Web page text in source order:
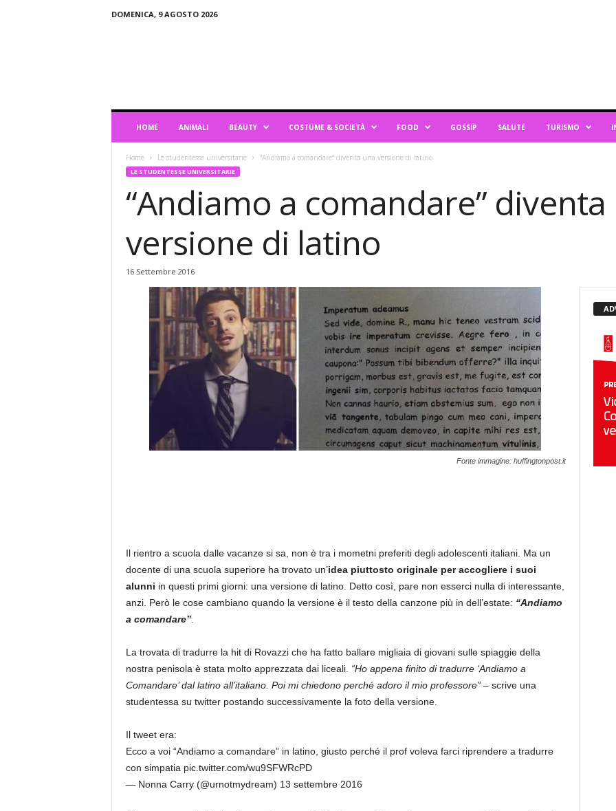
DOMENICA, 9 AGOSTO 2026
HOME ANIMALI BEAUTY COSTUME & SOCIETÀ FOOD GOSSIP SALUTE TURISMO
Home Le studentesse universitarie “Andiamo a comandare” diventa una versione di latino
LE STUDENTESSE UNIVERSITARIE
“Andiamo a comandare”
versione di latino
16 Settembre 2016
Fonte immagine: huffingtonpost.it
Il rientro a scuola dalle vacanze si sa, non è tra i mometni preferiti degli adolescenti italiani. Ma un
docente di una scuola superiore ha trovato un’idea piuttosto originale per accogliere i suoi
alunni in questi primi giorni: una versione di latino. Detto così, pare non esserci nulla di interessante,
anzi. Però le cose cambiano quando la versione è il testo della canzone più in dell’estate: “Andiamo
a comandare”.
La trovata di tradurre la hit di Rovazzi che ha fatto ballare migliaia di giovani sulle spiaggie della
nostra penisola è stata molto apprezzata dai liceali. “Ho appena finito di tradurre ‘Andiamo a
Comandare’ dal latino all’italiano. Poi mi chiedono perché adoro il mio professore”– scrive una
studentessa su twitter postando successivamente la foto della versione.
Il tweet era:
Ecco a voi “Andiamo a comandare” in latino, giusto perché il prof voleva farci riprendere a tradurre
con simpatia pic.twitter.com/wu9SFWRcPD
— Nonna Carry (@urnotmydream) 13 settembre 2016